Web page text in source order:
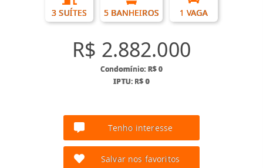
3 SUÍTES 5 BANHEIROS 1 VAGA
R$ 2.882.000
Condomínio: R$ 0
IPTU: R$ 0
Tenho interesse
Salvar nos favoritos